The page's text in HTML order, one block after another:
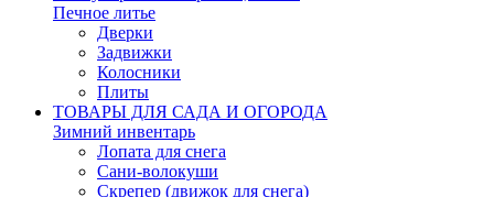
Печное литье
Дверки
Задвижки
Колосники
Плиты
ТОВАРЫ ДЛЯ САДА И ОГОРОДА
Зимний инвентарь
Лопата для снега
Сани-волокуши
Скрепер (движок для снега)